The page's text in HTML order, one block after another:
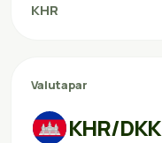
KHR
Valutapar
KHR/DKK